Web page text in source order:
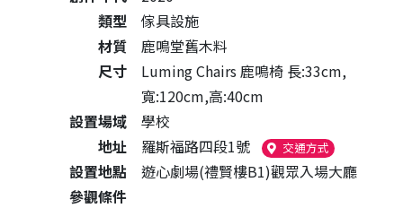
類型
傢具設施
材質
鹿鳴堂舊木料
尺寸
Luming Chairs 鹿鳴椅 長:33cm,
寬:120cm,高:40cm
設置場域
學校
地址
羅斯福路四段1號 交通方式（另開新視窗
設置地點
遊心劇場(禮賢樓B1)觀眾入場大廳
參觀條件